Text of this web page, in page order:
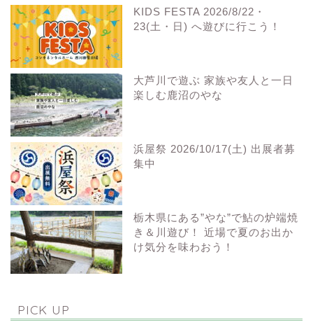
KIDS FESTA 2026/8/22・
23(土・日) へ遊びに行こう！
大芦川で遊ぶ 家族や友人と一日
楽しむ鹿沼のやな
浜屋祭 2026/10/17(土) 出展者募
集中
栃木県にある”やな”で鮎の炉端焼
き＆川遊び！ 近場で夏のお出か
け気分を味わおう！
PICK UP